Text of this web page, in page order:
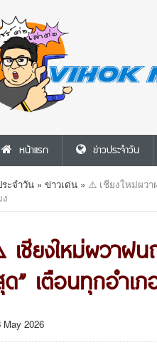
หน้าแรก ข่าวประจำวัน
ะจำวัน » ข่าวเด่น » ⚠️ เชียงใหม่ผวา
ชียงใหม่ผวาฝน
” เตือนทุกอำเ
2026